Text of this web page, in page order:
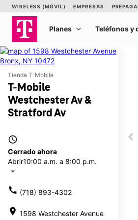
Tienda T-Mobile
T-Mobile
Westchester Av &
Stratford Av
access_time
Cerrado ahora
Abrir10:00 a.m. a 8:00 p.m.
arrow_drop_down
call (718) 893-4302
location_on 1598 Westchester Avenue